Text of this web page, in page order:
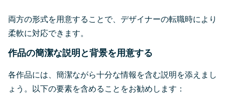
両方の形式を用意することで、デザイナーの転職時により
柔軟に対応できます。
作品の簡潔な説明と背景を用意する
各作品には、簡潔ながら十分な情報を含む説明を添えまし
ょう。以下の要素を含めることをお勧めします：